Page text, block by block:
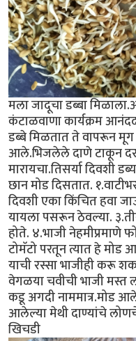
मला जादूचा डब्बा
कंटाळवाणा कार्यक्रम
डब्बे मिळतात ते वापरून
आले.भिजलेले दाणे टाकून दर
मारायचा.तिसर्या दिवशी
छान मोड दिसतात.
दिवशी एका किंचित हवा
यायला पसरून ठेवल्या.
होते. ४.भाजी नेहमीप्रमाणे
टोमॅटो परतून त्यात हे
याची रस्सा भाजीही करू
वेगळया चवीची भाजी
कडू अगदी नाममात्र.मोड
आलेल्या मेथी दाण्यांचे
खिचडी